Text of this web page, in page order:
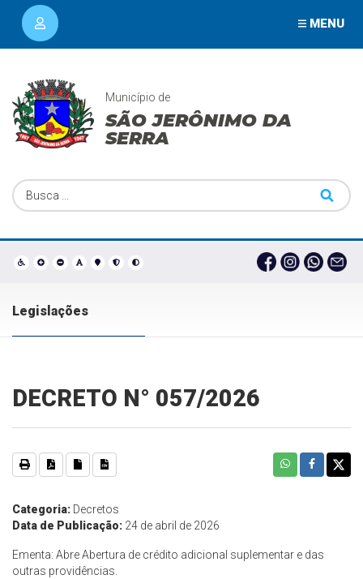
MENU
Município de
SÃO JERÔNIMO DA
SERRA
Legislações
DECRETO N° 057/2026
Categoria: Decretos
Data de Publicação: 24 de abril de 2026
Ementa: Abre Abertura de crédito adicional suplementar e das
outras providências.